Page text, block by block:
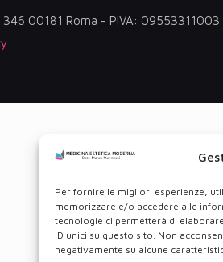
Per fornire le migliori esperienze,
memorizzare e/o accedere alle
tecnologie ci permetterà di
ID unici su questo sito. Non
negativamente su alcune
346 00181 Roma - PIVA: 09553311003